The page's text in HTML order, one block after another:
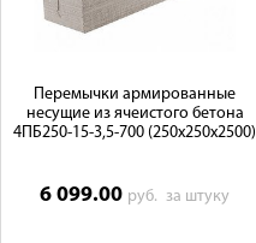
Перемычки армированные
несущие из ячеистого бетона
4ПБ250-15-3,5-700 (250х250х2500)
6 099.00 руб.за штуку